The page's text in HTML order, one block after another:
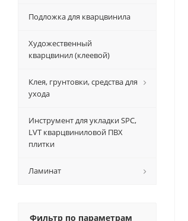
Подложка для кварцвинила
Художественный
кварцвинил (клеевой)
Клея, грунтовки, средства для
ухода
Инструмент для укладки SPC,
LVT кварцвиниловой ПВХ
плитки
Ламинат
Фильтр по параметрам